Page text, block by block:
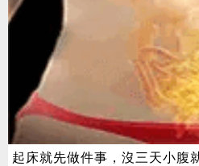
起床就先做件事，沒三天小腹